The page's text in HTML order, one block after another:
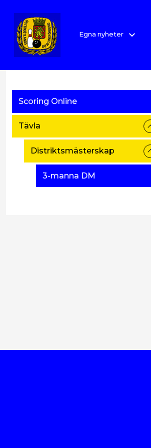
Egna nyheter
Scoring Online
Tävla
Distriktsmästerskap
3-manna DM